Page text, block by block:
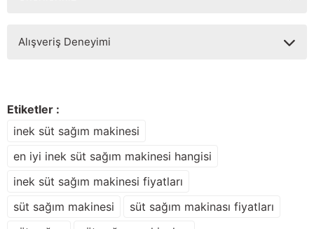
konularda yetersiz gördüğünüz noktaları öneri formunu
Ürün resmi kalitesiz, bozuk veya görüntülenemiyor.
Ürün fiyatı diğer sitelerden daha pahalı.
Bu ürüne benzer farklı alternatifler olmalı.
Alışveriş Deneyimi
Deneyimini Paylaş
Etiketler :
inek süt sağım makinesi
en iyi inek süt sağım makinesi hangisi
inek süt sağım makinesi fiyatları
süt sağım makinesi
süt sağım makinası fiyatları